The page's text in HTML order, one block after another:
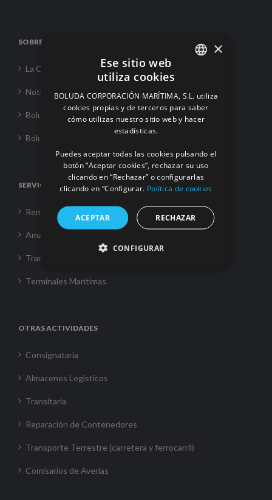
SOBRE NOSOTROS
La Corporación
Noticias
Boluda Towage
Boluda Shipping
SERVICIOS
Remolque
Amarre
Transporte Marítimo
Terminales Marítimas
OTRAS ACTIVIDADES
Consignataria
Almacenes Logísticos
Transitaria
Reparación de Contenedores
Transporte Terrestre (carretera y ferrocarril)
Comisarios de Averías
ENGLISH
FRENCH
×
Ese sitio web
utiliza cookies
BOLUDA CORPORACIÓN MARÍTIMA, S.L. utiliza
cookies propias y de terceros para saber
cómo utilizas nuestro sitio web y hacer
estadísticas.
Puedes aceptar todas las cookies pulsando el
botón “Aceptar cookies”, rechazar su uso
clicando en “Rechazar” o configurarlas
clicando en “Configurar. Política de cookies
ACEPTAR RECHAZAR
CONFIGURAR